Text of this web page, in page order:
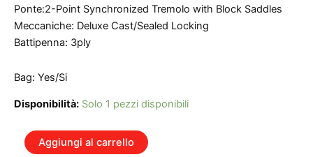
Ponte:2-Point Synchronized Tremolo with Block Saddles
Meccaniche: Deluxe Cast/Sealed Locking
Battipenna: 3ply
Bag: Yes/Si
Disponibilità: Solo 1 pezzi disponibili
FENDER
PLAYER
Aggiungi al carrello